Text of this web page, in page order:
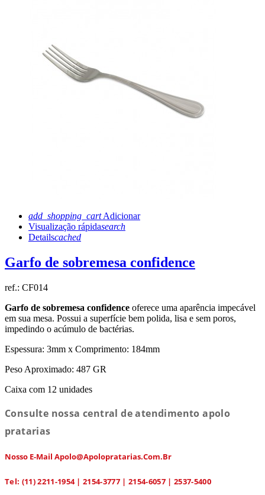
add_shopping_cart Adicionar
Visualização rápidasearch
Detailscached
Garfo de sobremesa confidence
ref.: CF014
Garfo de sobremesa confidence oferece uma aparência impecável
em sua mesa. Possui a superfície bem polida, lisa e sem poros,
impedindo o acúmulo de bactérias.
Espessura: 3mm x Comprimento: 184mm
Peso Aproximado: 487 GR
Caixa com 12 unidades
Consulte nossa central de atendimento apolo
pratarias
Nosso E-Mail Apolo@apolopratarias.com.br
Tel: (11) 2211-1954 | 2154-3777 | 2154-6057 | 2537-5400